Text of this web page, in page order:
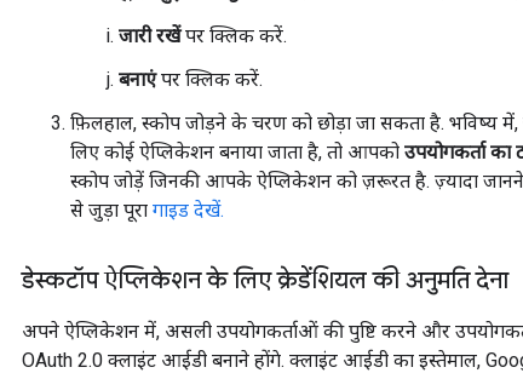
जारी रखेंपर क्लिक करें.
बनाएंपर क्लिक करें.
फ़िलहाल, स्कोप जोड़ने के चरण को छोड़ा जा सकता है.
लिए कोई ऐप्लिकेशन बनाया जाता है, तो आपको उपयोगकर्ता का
स्कोप जोड़ें जिनकी आपके ऐप्लिकेशन को ज़रूरत है. ज़्यादा जानने
से जुड़ा पूरा गाइड देखें.
डेस्कटॉप ऐप्लिकेशन के लिए क्रेडेंशियल की अनुमति देना
अपने ऐप्लिकेशन में, असली उपयोगकर्ताओं की पुष्टि करने और
OAuth 2.0 क्लाइंट आईडी बनाने होंगे. क्लाइंट आईडी का इस्तेमाल,